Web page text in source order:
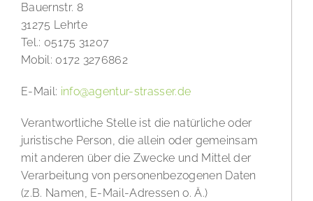
Bauernstr. 8
31275 Lehrte
Tel.: 05175 31207
Mobil: 0172 3276862
E-Mail: info@agentur-strasser.de
Verantwortliche Stelle ist die natürliche oder
juristische Person, die allein oder gemeinsam
mit anderen über die Zwecke und Mittel der
Verarbeitung von personenbezogenen Daten
(z.B. Namen, E-Mail-Adressen o. Ä.)